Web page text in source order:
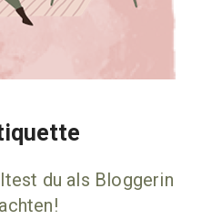
du als Bloggerin